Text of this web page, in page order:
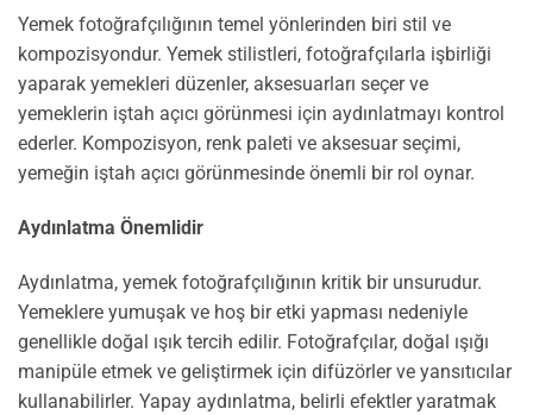
Yemek fotoğrafçılığının temel yönlerinden biri stil ve
kompozisyondur. Yemek stilistleri, fotoğrafçılarla işbirliği
yaparak yemekleri düzenler, aksesuarları seçer ve
yemeklerin iştah açıcı görünmesi için aydınlatmayı kontrol
ederler. Kompozisyon, renk paleti ve aksesuar seçimi,
yemeğin iştah açıcı görünmesinde önemli bir rol oynar.
Aydınlatma Önemlidir
Aydınlatma, yemek fotoğrafçılığının kritik bir unsurudur.
Yemeklere yumuşak ve hoş bir etki yapması nedeniyle
genellikle doğal ışık tercih edilir. Fotoğrafçılar, doğal ışığı
manipüle etmek ve geliştirmek için difüzörler ve yansıtıcılar
kullanabilirler. Yapay aydınlatma, belirli efektler yaratmak